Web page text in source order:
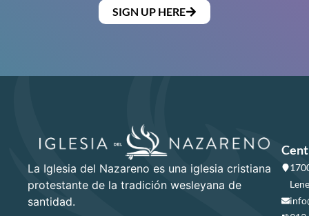
SIGN UP HERE
La Iglesia del Nazareno es una iglesia cristiana
protestante de la tradición wesleyana de
santidad.